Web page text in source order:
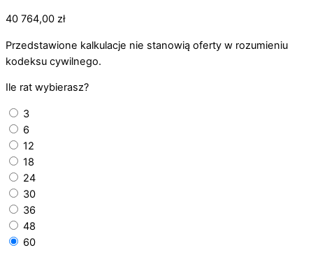
40 764,00 zł
Przedstawione kalkulacje nie stanowią oferty w rozumieniu
kodeksu cywilnego.
Ile rat wybierasz?
3
6
12
18
24
30
36
48
60